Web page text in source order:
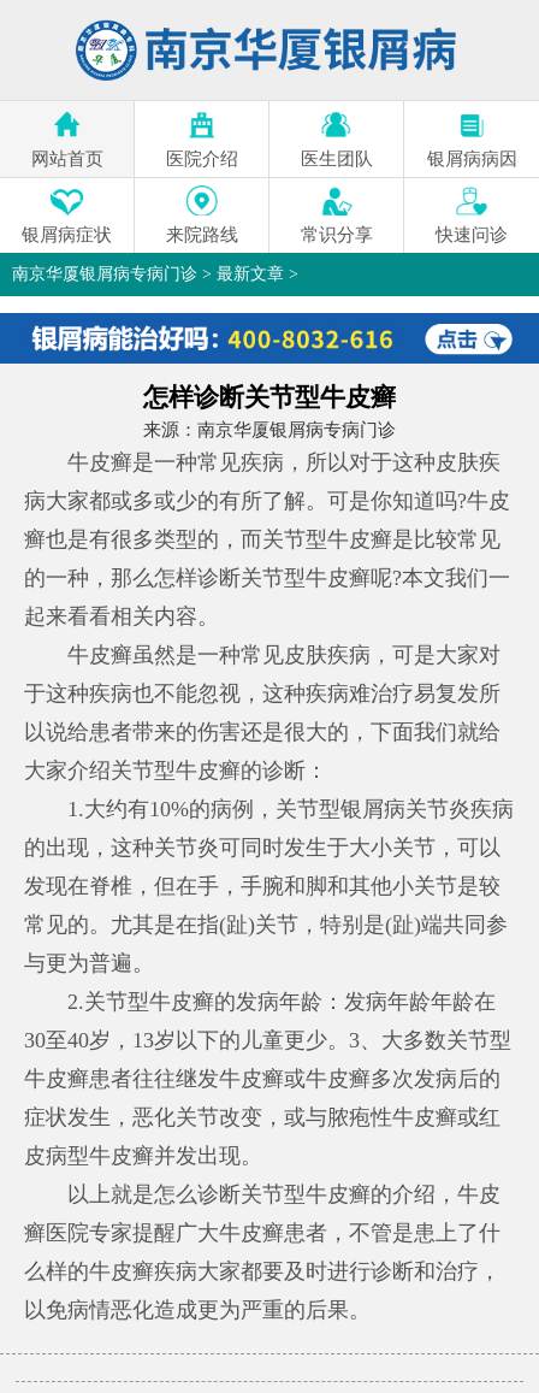
网站首页 医院介绍 医生团队 银屑病病因
银屑病症状 来院路线 常识分享 快速问诊
南京华厦银屑病专病门诊 > 最新文章 >
怎样诊断关节型牛皮癣
来源： 南京华厦银屑病专病门诊
牛皮癣是一种常见疾病，所以对于这种皮肤疾
病大家都或多或少的有所了解。可是你知道吗?牛皮
癣也是有很多类型的，而关节型牛皮癣是比较常见
的一种，那么怎样诊断关节型牛皮癣呢?本文我们一
起来看看相关内容。
牛皮癣虽然是一种常见皮肤疾病，可是大家对
于这种疾病也不能忽视，这种疾病难治疗易复发所
以说给患者带来的伤害还是很大的，下面我们就给
大家介绍关节型牛皮癣的诊断：
1.大约有10%的病例，关节型银屑病关节炎疾病
的出现，这种关节炎可同时发生于大小关节，可以
发现在脊椎，但在手，手腕和脚和其他小关节是较
常见的。尤其是在指(趾)关节，特别是(趾)端共同参
与更为普遍。
2.关节型牛皮癣的发病年龄：发病年龄年龄在
30至40岁，13岁以下的儿童更少。3、大多数关节型
牛皮癣患者往往继发牛皮癣或牛皮癣多次发病后的
症状发生，恶化关节改变，或与脓疱性牛皮癣或红
皮病型牛皮癣并发出现。
以上就是怎么诊断关节型牛皮癣的介绍，牛皮
癣医院专家提醒广大牛皮癣患者，不管是患上了什
么样的牛皮癣疾病大家都要及时进行诊断和治疗，
以免病情恶化造成更为严重的后果。